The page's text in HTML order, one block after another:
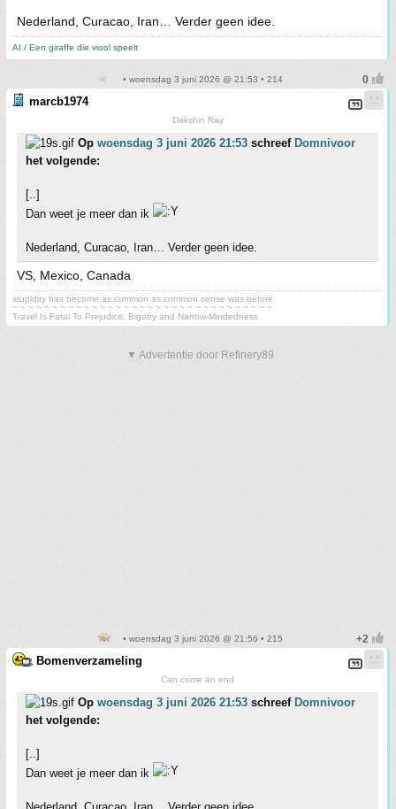
Nederland, Curacao, Iran… Verder geen idee.
AI / Een giraffe die viool speelt
• woensdag 3 juni 2026 @ 21:53 • 214
marcb1974
Dakshin Ray
Op woensdag 3 juni 2026 21:53 schreef Domnivoor
het volgende:
[..]
Dan weet je meer dan ik
Nederland, Curacao, Iran… Verder geen idee.
VS, Mexico, Canada
stupidity has become as common as common sense was before
~ ~ ~ ~ ~ ~ ~ ~ ~ ~ ~ ~ ~ ~ ~ ~ ~ ~ ~ ~ ~ ~ ~ ~ ~ ~ ~ ~ ~ ~ ~ ~ ~
Travel Is Fatal To Prejudice, Bigotry and Narrow-Mindedness
▼ Advertentie door Refinery89
• woensdag 3 juni 2026 @ 21:56 • 215
Bomenverzameling
Can come an end
Op woensdag 3 juni 2026 21:53 schreef Domnivoor
het volgende:
[..]
Dan weet je meer dan ik